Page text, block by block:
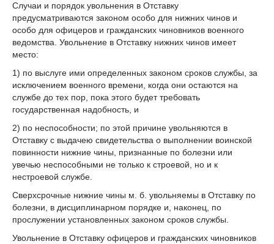
Случаи и порядок увольнения в Отставку
предусматриваются законом особо для нижних чинов и
особо для офицеров и гражданских чиновников военного
ведомства. Увольнение в Отставку нижних чинов имеет
место:
1) по выслуге ими определенных законом сроков службы, за
исключением военного времени, когда они остаются на
службе до тех пор, пока этого будет требовать
государственная надобность, и
2) по неспособности; по этой причине увольняются в
Отставку с выдачею свидетельства о выполнении воинской
повинности нижние чины, признанные по болезни или
увечью неспособными не только к строевой, но и к
нестроевой службе.
Сверхсрочные нижние чины м. б. увольняемы в Отставку по
болезни, в дисциплинарном порядке и, наконец, по
прослужении установленных законом сроков службы.
Увольнение в Отставку офицеров и гражданских чиновников